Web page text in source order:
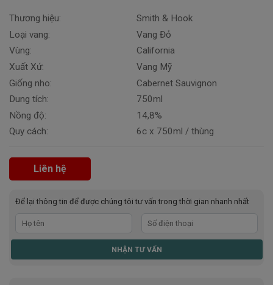
Thương hiệu:
Loại vang:
Vùng:
Xuất Xứ:
Giống nho:
Dung tích:
Nồng độ:
Quy cách:
Smith & Hook
Vang Đỏ
California
Vang Mỹ
Cabernet Sauvignon
750ml
14,8%
6c x 750ml / thùng
Liên hệ
Để lại thông tin để được chúng tôi tư vấn trong thời gian nhanh nhất